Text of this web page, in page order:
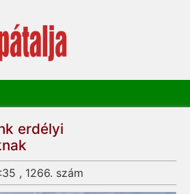
erdélyi
, 1266. szám